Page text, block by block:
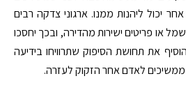
יכול ליהנות ממנו. ארגוני צדקה רבים
או פריטים ישירות מהדירה, ובכך יחסכו
את תחושת הסיפוק שתרוויחו בידיעה
לאדם אחר הזקוק לעזרה.